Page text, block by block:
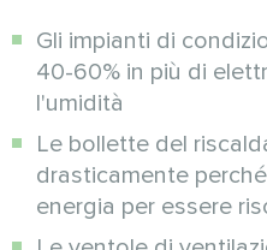
Gli impianti di
40-60% in più di
l'umidità
Le bollette del
drasticamente
energia per essere